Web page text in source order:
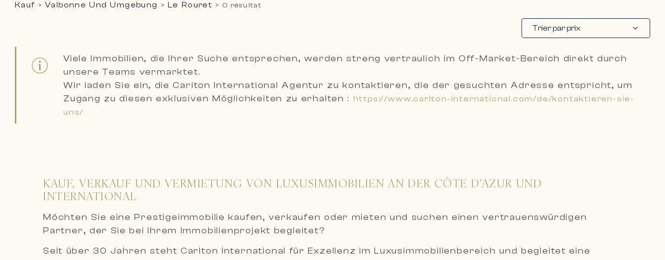
Kauf >Valbonne Und Umgebung > Le Rouret > 0 résultat
Trier par prix
Viele Immobilien, die Ihrer Suche entsprechen, werdenstreng vertraulich im Off-Market-Bereich direkt durch
unsere Teams vermarktet.
Wir laden Sie ein, die Carlton International Agentur zu kontaktieren, die der gesuchten Adresse entspricht, um
Zugang zu diesen exklusiven Möglichkeiten zu erhalten :
https://www.carlton-international.com/de/kontaktieren-sie-
uns/
KAUF, VERKAUF UND VERMIETUNG VON LUXUSIMMOBILIEN AN DER CÔTE D’AZUR UND
INTERNATIONAL
Möchten Sie eine Prestigeimmobilie kaufen, verkaufen oder mieten und suchen einen vertrauenswürdigen
Partner, der Sie bei Ihrem Immobilienprojekt begleitet?
Seit über 30 Jahren steht Carlton International für Exzellenz im Luxusimmobilienbereich und begleitet eine